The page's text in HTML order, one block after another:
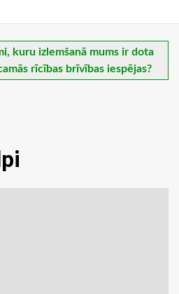
kuru izlemšanā mums ir dota
rīcības brīvības iespējas?